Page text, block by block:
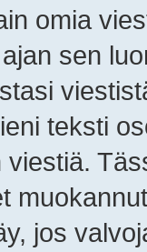
omia
sen
teksti
viestiä.
jos